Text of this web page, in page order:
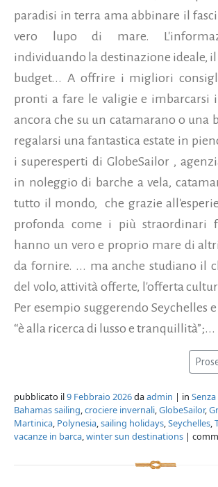
paradisi in terra ama abbinare il
vero lupo di mare.
individuando la destinazione ideale,
budget... A offrire i migliori
pronti a fare le valigie e imbarcarsi
ancora che su un catamarano o una
regalarsi una fantastica estate in
i superesperti di GlobeSailor ,
in noleggio di barche a vela,
tutto il mondo, che grazie
profonda come i più straordinari
hanno un vero e proprio mare di
da fornire. ... ma anche studiano il
del volo, attività offerte, l'offerta
Per esempio suggerendo Seychelles
“è alla ricerca di lusso e tranquillità”;...
pubblicato il9 Febbraio 2026daadmin | in
Bahamas sailing,crociere invernali,GlobeSailor,
Martinica, Polynesia,sailing holidays,Seychelles,
vacanze in barca,winter sun destinations |